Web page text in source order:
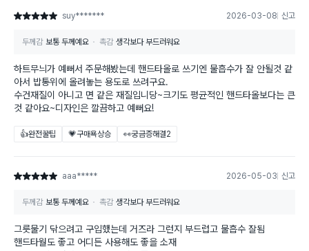
별점 5점 suy******* 2026-03-08 신고
두께감 보통 두께예요 촉감 생각보다 부드러워요
하트무늬가 예뻐서 주문해봤는데 핸드타올로 쓰기엔 물흡수가 잘 안될것 같
아서 밥통위에 올려놓는 용도로 쓰려구요.
수건재질이 아니고 면 같은 재질입니당~크기도 평균적인 핸드타올보다는 큰
것 같아요~디자인은 깔끔하고 예뻐요!
👍완전꿀팁 💗구매욕상승 👀궁금증해결2
별점 5점 aaa***** 2026-05-03 신고
두께감 보통 두께예요 촉감 생각보다 부드러워요
그릇물기 닦으려고 구입했는데 거즈라 그런지 부드럽고 물흡수 잘됨
핸드타월도 좋고 어디든 사용해도 좋을 소재